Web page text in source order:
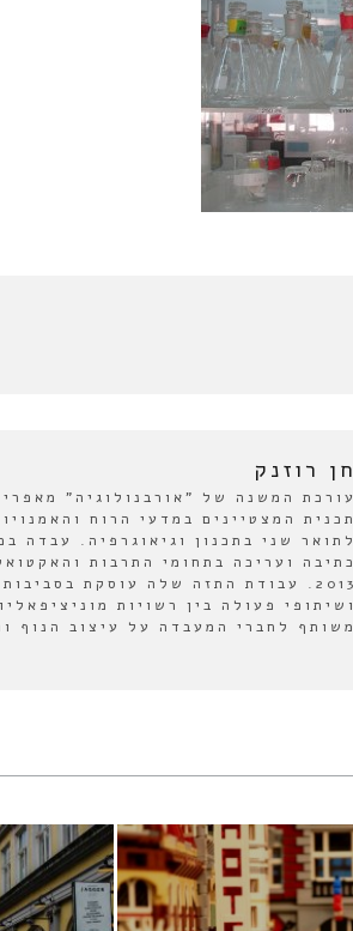
חן רוזנק
תכנית המצטיינים במדעי הרוח
לתואר שני בתכנון וגיאוגרפיה. עבדה
כתיבה ועריכה בתחומי התרבות
2013. עבודת התזה שלה עוסקת
ושיתופי פעולה בין רשויות
משותף לחברי המעבדה על עיצוב הנוף